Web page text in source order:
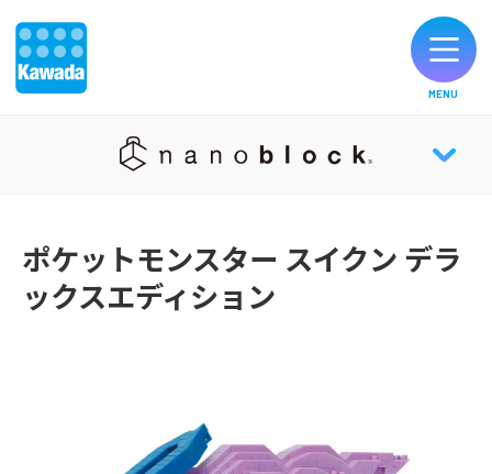
オリジナルブランド一覧
製品のご購入
公式SNS
MENU
NEWS
HISTORY
ポケットモンスター スイクン デラ
ックスエディション